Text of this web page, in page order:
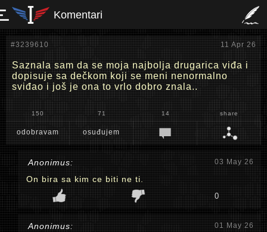
Komentari
#3239610 11 Apr 26
Saznala sam da se moja najbolja drugarica viđa i
dopisuje sa dečkom koji se meni nenormalno
sviđao i još je ona to vrlo dobro znala..
150 71 14 share
odobravam osuđujem
Anonimus: 03 May 26
On bira sa kim ce biti ne ti.
0
Anonimus: 01 May 26